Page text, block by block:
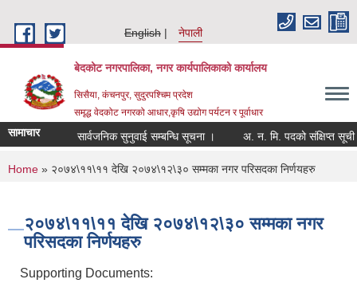
English
नेपाली
बेदकोट नगरपालिका, नगर कार्यपालिकाको कार्यालय
सिसैया, कंचनपुर, सुदुरपश्चिम प्रदेश
समृद्ध वेदकोट नगरको आधार,कृषि उद्योग पर्यटन र पूर्वाधार
सामाचार सार्वजनिक सुनुवाई सम्बन्धि सूचना ।
You are here
Home » २०७४\११\११ देखि २०७४\१२\३० सम्मका नगर परिसदका निर्णयहरु
२०७४\११\११ देखि २०७४\१२\३० सम्मका नगर
परिसदका निर्णयहरु
Supporting Documents: